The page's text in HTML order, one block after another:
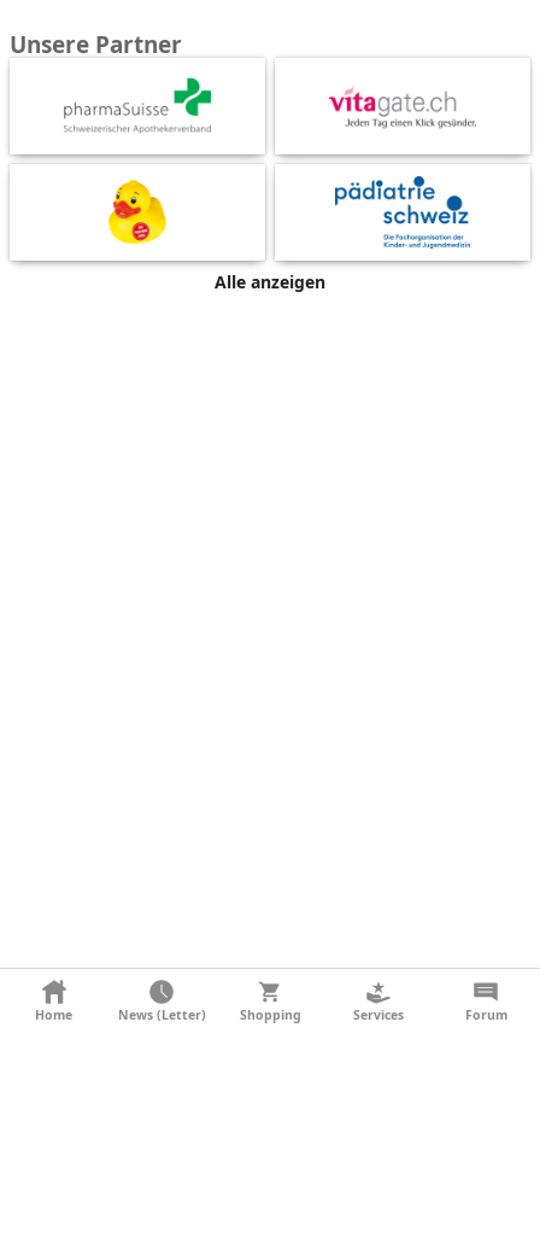
Unsere Partner
Alle anzeigen
KONTAKT
Home News (Letter) Shopping Services Forum